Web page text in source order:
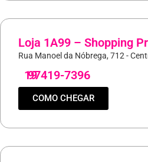
Loja 1A99 – Shopping
Rua Manoel da Nóbrega, 712 -
19
97419-7396
COMO CHEGAR